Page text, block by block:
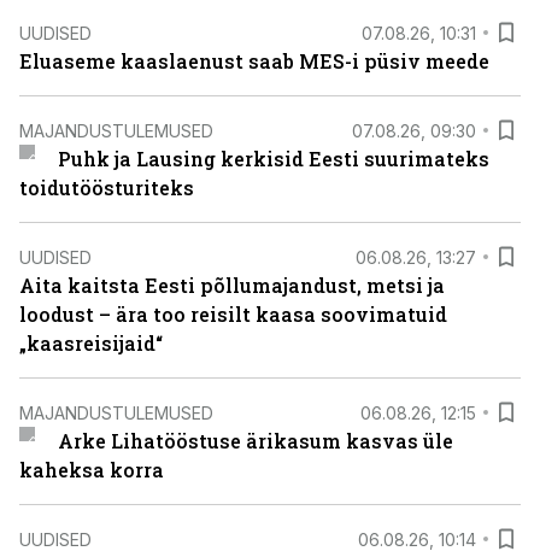
UUDISED 07.08.26, 10:31
Eluaseme kaaslaenust saab MES-i püsiv meede
MAJANDUSTULEMUSED 07.08.26, 09:30
Puhk ja Lausing kerkisid Eesti suurimateks
toidutöösturiteks
UUDISED 06.08.26, 13:27
Aita kaitsta Eesti põllumajandust, metsi ja
loodust – ära too reisilt kaasa soovimatuid
„kaasreisijaid“
MAJANDUSTULEMUSED 06.08.26, 12:15
Arke Lihatööstuse ärikasum kasvas üle
kaheksa korra
UUDISED 06.08.26, 10:14